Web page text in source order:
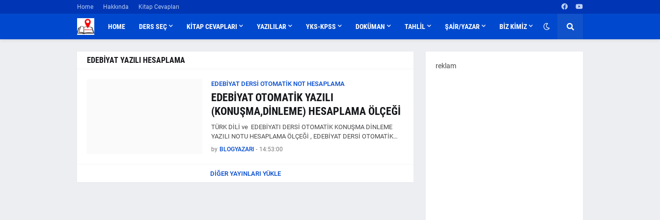
Home Hakkında Kitap Cevapları
HOME DERS SEÇ KİTAP CEVAPLARI YAZILILAR YKS-KPSS DOKÜMAN TAHLİL ŞAİR/YAZAR BİZ KİMİZ
EDEBİYAT YAZILI HESAPLAMA
EDEBİYAT DERSİ OTOMATİK NOT HESAPLAMA
EDEBİYAT OTOMATİK YAZILI
(KONUŞMA,DİNLEME) HESAPLAMA ÖLÇEĞİ
TÜRK DİLİ ve EDEBİYATI DERSİ OTOMATİK KONUŞMA DİNLEME
YAZILI NOTU HESAPLAMA ÖLÇEĞİ , EDEBİYAT DERSİ OTOMATİK…
by BLOGYAZARI - 14:53:00
DIĞER YAYINLARI YÜKLE
reklam